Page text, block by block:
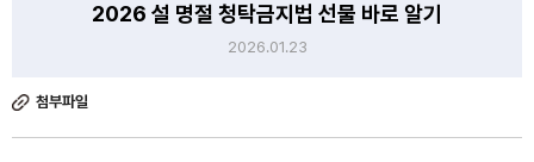
2026 설 명절 청탁금지법 선물 바로 알기
2026.01.23
첨부파일